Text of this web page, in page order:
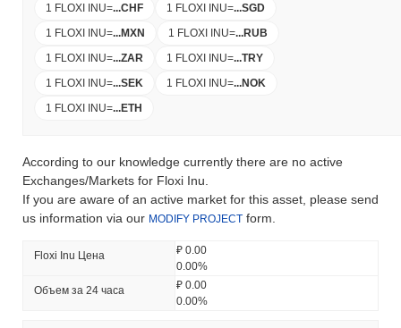
1 FLOXI INU=...CHF 1 FLOXI INU=...SGD
1 FLOXI INU=...MXN 1 FLOXI INU=...RUB
1 FLOXI INU=...ZAR 1 FLOXI INU=...TRY
1 FLOXI INU=...SEK 1 FLOXI INU=...NOK
1 FLOXI INU=...ETH
According to our knowledge currently there are no active
Exchanges/Markets for Floxi Inu.
If you are aware of an active market for this asset, please send
us information via our MODIFY PROJECT form.
Floxi Inu Цена
₽ 0.00
0.00%
Объем за 24 часа
₽ 0.00
0.00%